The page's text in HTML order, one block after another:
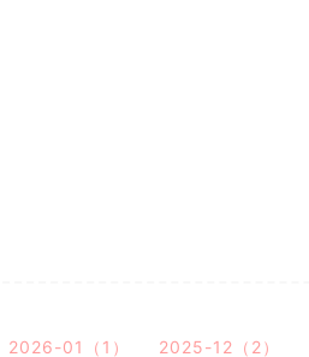
2026-01（1） 2025-12（2）